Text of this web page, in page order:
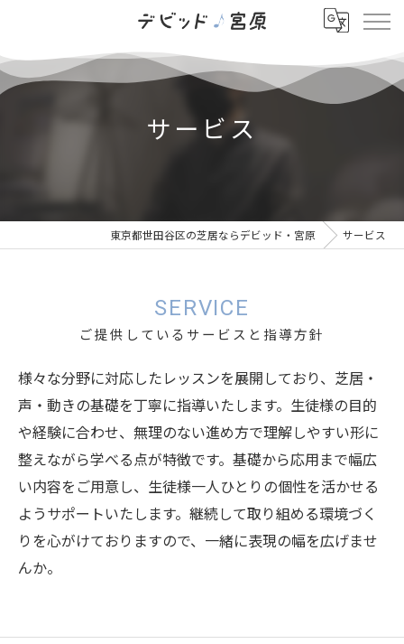
サービス
東京都世田谷区の芝居ならデビッド・宮原 サービス
ご提供しているサービスと指導方針
SERVICE
様々な分野に対応したレッスンを展開しており、芝居・
声・動きの基礎を丁寧に指導いたします。生徒様の目的
や経験に合わせ、無理のない進め方で理解しやすい形に
整えながら学べる点が特徴です。基礎から応用まで幅広
い内容をご用意し、生徒様一人ひとりの個性を活かせる
ようサポートいたします。継続して取り組める環境づく
りを心がけておりますので、一緒に表現の幅を広げませ
んか。